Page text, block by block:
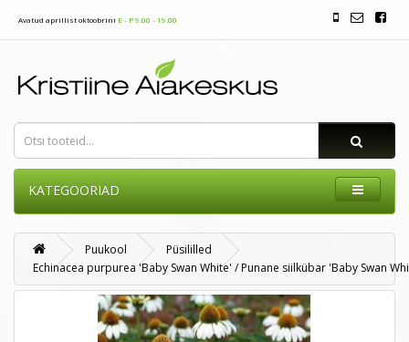
Avatud aprillist oktoobrini E - P 9.00 - 19.00
KATEGOORIAD
Puukool
Püsililled
Echinacea purpurea 'Baby Swan White' / Punane siilkübar 'Baby Swan